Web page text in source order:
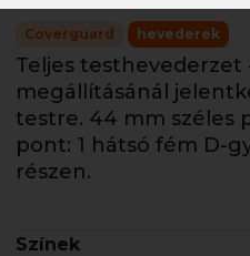
Coverguard hevederek
Teljes testhevederzet
megállításánál
testre. 44 mm széles
pont: 1 hátsó fém D-
részen.
Színek